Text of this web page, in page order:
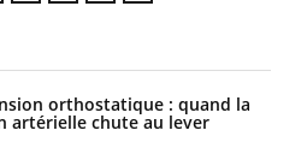
orthostatique : quand la
artérielle chute au lever